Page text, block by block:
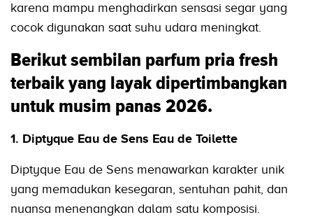
karena mampu menghadirkan sensasi segar yang
cocok digunakan saat suhu udara meningkat.
Berikut sembilan parfum pria fresh
terbaik yang layak dipertimbangkan
untuk musim panas 2026.
1. Diptyque Eau de Sens Eau de Toilette
Diptyque Eau de Sens menawarkan karakter unik
yang memadukan kesegaran, sentuhan pahit, dan
nuansa menenangkan dalam satu komposisi.